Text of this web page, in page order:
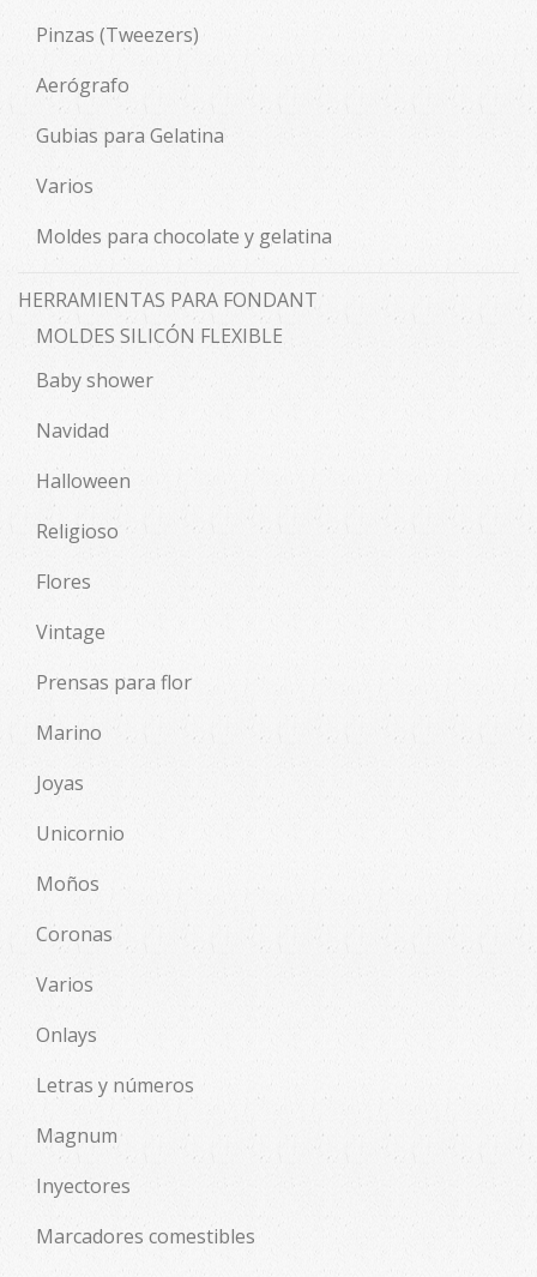
Pinzas (Tweezers)
Aerógrafo
Gubias para Gelatina
Varios
Moldes para chocolate y gelatina
HERRAMIENTAS PARA FONDANT
MOLDES SILICÓN FLEXIBLE
Baby shower
Navidad
Halloween
Religioso
Flores
Vintage
Prensas para flor
Marino
Joyas
Unicornio
Moños
Coronas
Varios
Onlays
Letras y números
Magnum
Inyectores
Marcadores comestibles